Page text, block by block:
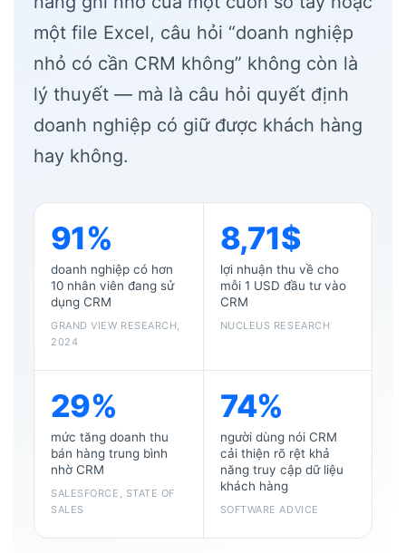
một file Excel, câu hỏi “doanh nghiệp
nhỏ có cần CRM không” không còn là
lý thuyết — mà là câu hỏi quyết định
doanh nghiệp có giữ được khách hàng
hay không.
91%
doanh nghiệp có hơn
10 nhân viên đang sử
dụng CRM
GRAND VIEW RESEARCH,
2024
8,71$
lợi nhuận thu về cho
mỗi 1 USD đầu tư vào
CRM
NUCLEUS RESEARCH
29%
mức tăng doanh thu
bán hàng trung bình
nhờ CRM
SALESFORCE, STATE OF
SALES
74%
người dùng nói CRM
cải thiện rõ rệt khả
năng truy cập dữ liệu
khách hàng
SOFTWARE ADVICE